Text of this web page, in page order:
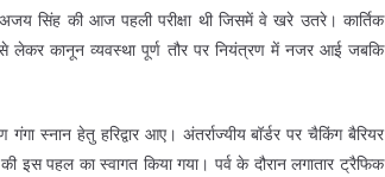
सिंह की आज पहली परीक्षा थी जिसमें वे खरे उतरे। कार्तिक
से लेकर कानून व्यवस्था पूर्ण तौर पर नियंत्रण में नजर आई जबकि
स्नान हेतु हरिद्वार आए। अंतर्राज्यीय बॉर्डर पर चैकिंग बैरियर
इस पहल का स्वागत किया गया। पर्व के दौरान लगातार ट्रैफिक